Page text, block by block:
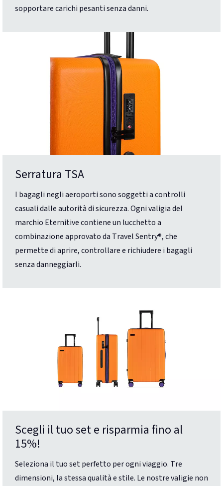
sopportare carichi pesanti senza danni.
Serratura TSA
I bagagli negli aeroporti sono soggetti a controlli
casuali dalle autorità di sicurezza. Ogni valigia del
marchio Eternitive contiene un lucchetto a
combinazione approvato da Travel Sentry®, che
permette di aprire, controllare e richiudere i bagagli
senza danneggiarli.
Scegli il tuo set e risparmia fino al
15%!
Seleziona il tuo set perfetto per ogni viaggio. Tre
dimensioni, la stessa qualità e stile. Le nostre valigie non